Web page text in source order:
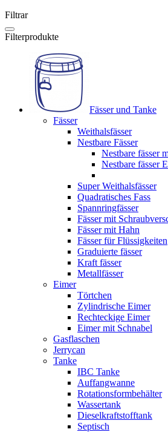
Filtrar
Filterprodukte
Fässer und Tanke
Fässer
Weithalsfässer
Nestbare Fässer
Nestbare fässer
Nestbare fässer
Super Weithalsfässer
Quadratisches Fass
Spannringfässer
Fässer mit
Fässer mit Hahn
Fässer für Flüssigkeiten
Graduierte fässer
Kraft fässer
Metallfässer
Eimer
Törtchen
Zylindrische Eimer
Rechteckige Eimer
Eimer mit Schnabel
Gasflaschen
Jerrycan
Tanke
IBC Tanke
Auffangwanne
Rotationsformbehälter
Wassertank
Dieselkraftstofftank
Septisch